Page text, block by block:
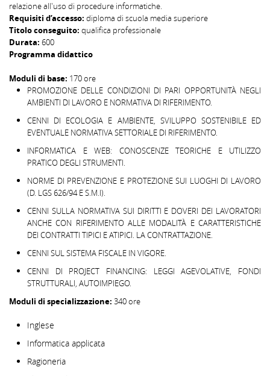
relazione all'uso di procedure informatiche.
Requisiti d’accesso: diploma di scuola media superiore
Titolo conseguito: qualifica professionale
Durata: 600
Programma didattico
Moduli di base: 170 ore
PROMOZIONE DELLE CONDIZIONI DI PARI OPPORTUNITÀ NEGLI
AMBIENTI DI LAVORO E NORMATIVA DI RIFERIMENTO.
CENNI DI ECOLOGIA E AMBIENTE, SVILUPPO SOSTENIBILE ED
EVENTUALE NORMATIVA SETTORIALE DI RIFERIMENTO.
INFORMATICA E WEB: CONOSCENZE TEORICHE E UTILIZZO
PRATICO DEGLI STRUMENTI.
NORME DI PREVENZIONE E PROTEZIONE SUI LUOGHI DI LAVORO
(D. LGS 626/94 E S.M.I).
CENNI SULLA NORMATIVA SUI DIRITTI E DOVERI DEI LAVORATORI
ANCHE CON RIFERIMENTO ALLE MODALITÀ E CARATTERISTICHE
DEI CONTRATTI TIPICI E ATIPICI. LA CONTRATTAZIONE.
CENNI SUL SISTEMA FISCALE IN VIGORE.
CENNI DI PROJECT FINANCING: LEGGI AGEVOLATIVE, FONDI
STRUTTURALI, AUTOIMPIEGO.
Moduli di specializzazione: 340 ore
Inglese
Informatica applicata
Ragioneria